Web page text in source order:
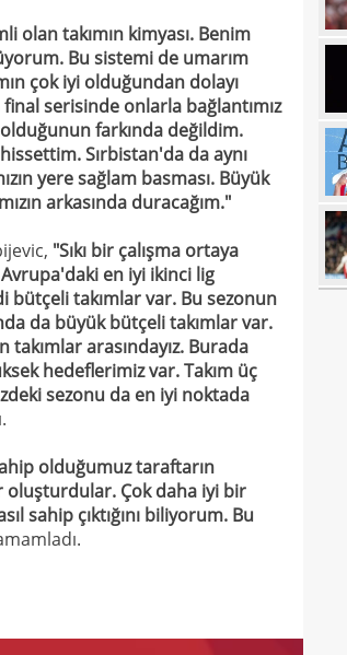
olan takımın kimyası. Benim
Bu sistemi de umarım
çok iyi olduğundan dolayı
serisinde onlarla bağlantımız
farkında değildim.
Sırbistan'da da aynı
yere sağlam basması. Büyük
arkasında duracağım."
"Sıkı bir çalışma ortaya
en iyi ikinci lig
bütçeli takımlar var. Bu sezonun
da büyük bütçeli takımlar var.
arasındayız. Burada
hedeflerimiz var. Takım üç
sezonu da en iyi noktada
olduğumuz taraftarın
oluşturdular. Çok daha iyi bir
sahip çıktığını biliyorum. Bu